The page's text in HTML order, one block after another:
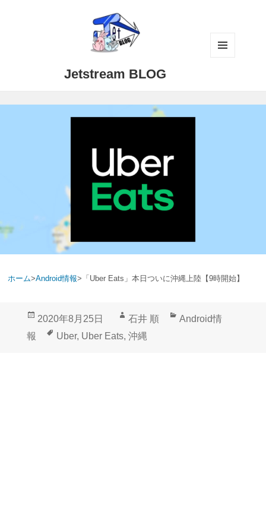
Jetstream BLOG
ホーム>Android情報> 「Uber Eats」本日ついに沖縄上陸【9時開始】
投
2020年8月25日
作
成
石井 順
カ
Android情
報
タ
Uber, Uber Eats, 沖縄